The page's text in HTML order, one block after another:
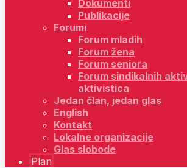
Dokumenti
Publikacije
Forumi
Forum mladih
Forum žena
Forum seniora
Forum sindikalnih
aktivistica
Jedan član, jedan glas
English
Kontakt
Lokalne organizacije
Glas slobode
Plan